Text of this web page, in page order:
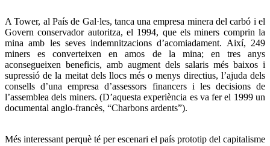
A Tower, al País de Gal·les, tanca una empresa minera del carbó i el
Govern conservador autoritza, el 1994, que els miners comprin la
mina amb les seves indemnitzacions d’acomiadament. Així, 249
miners es converteixen en amos de la mina; en tres anys
aconsegueixen beneficis, amb augment dels salaris més baixos i
supressió de la meitat dels llocs més o menys directius, l’ajuda dels
consells d’una empresa d’assessors financers i les decisions de
l’assemblea dels miners. (D’aquesta experiència es va fer el 1999 un
documental anglo-francès, “Charbons ardents”).
Més interessant perquè té per escenari el país prototip del capitalisme